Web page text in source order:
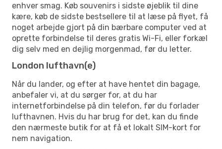
enhver smag. Køb souvenirs i sidste øjeblik til dine
kære, køb de sidste bestsellere til at læse på flyet, få
noget arbejde gjort på din bærbare computer ved at
oprette forbindelse til deres gratis Wi-Fi, eller forkæl
dig selv med en dejlig morgenmad, før du letter.
London lufthavn(e)
Når du lander, og efter at have hentet din bagage,
anbefaler vi, at du sørger for, at du har
internetforbindelse på din telefon, før du forlader
lufthavnen. Hvis du har brug for det, kan du finde
den nærmeste butik for at få et lokalt SIM-kort for
nem navigation.